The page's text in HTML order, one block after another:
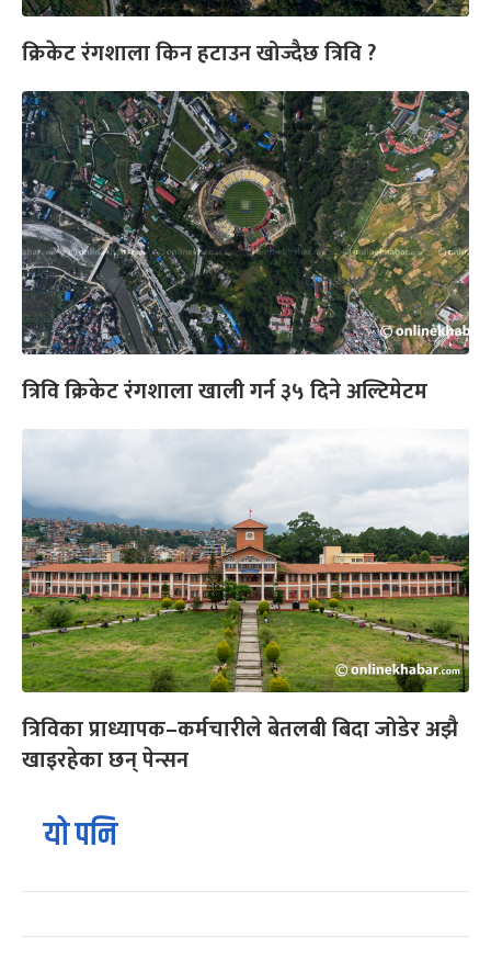
क्रिकेट रंगशाला किन हटाउन खोज्दैछ त्रिवि ?
त्रिवि क्रिकेट रंगशाला खाली गर्न ३५ दिने अल्टिमेटम
त्रिविका प्राध्यापक–कर्मचारीले बेतलबी बिदा जोडेर अझै
खाइरहेका छन् पेन्सन
यो पनि